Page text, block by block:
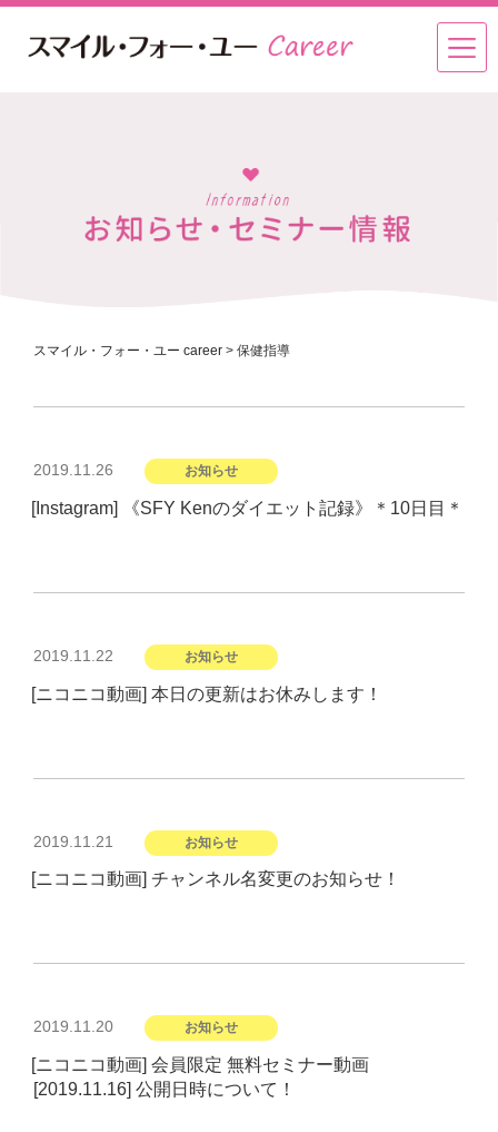
スマイル・フォー・ユー career > 保健指導
投
日:
2019.11.26 お知らせ
[Instagram] 《SFY Kenのダイエット記録》＊10日目＊
投
日:
2019.11.22 お知らせ
[ニコニコ動画] 本日の更新はお休みします！
投
日:
2019.11.21 お知らせ
[ニコニコ動画] チャンネル名変更のお知らせ！
投
日:
2019.11.20 お知らせ
[ニコニコ動画] 会員限定 無料セミナー動画
[2019.11.16] 公開日時について！